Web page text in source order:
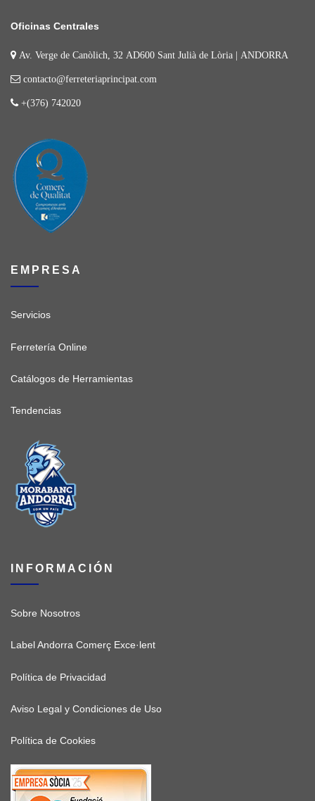
Oficinas Centrales
Av. Verge de Canòlich, 32 AD600 Sant Julià de Lòria | ANDORRA
contacto@ferreteriaprincipat.com
+(376) 742020
EMPRESA
Servicios
Ferretería Online
Catálogos de Herramientas
Tendencias
INFORMACIÓN
Sobre Nosotros
Label Andorra Comerç Exce·lent
Política de Privacidad
Aviso Legal y Condiciones de Uso
Política de Cookies